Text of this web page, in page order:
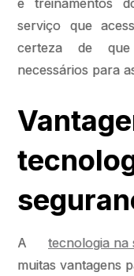
e treinamentos
serviço que
certeza de
necessários para
A tecnologia na
muitas vantagens